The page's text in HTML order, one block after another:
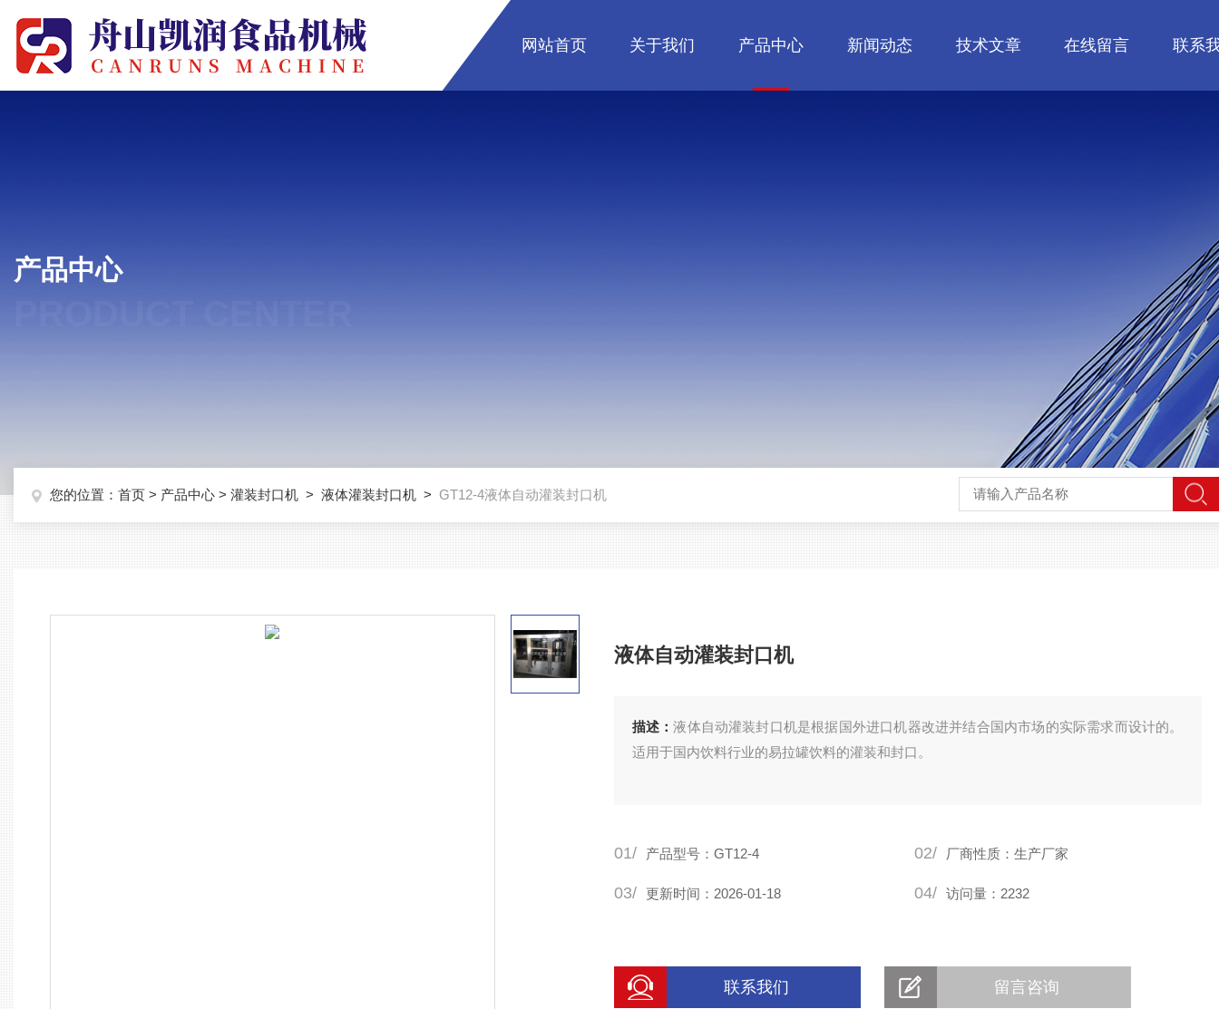
网站首页 关于我们 产品中心 新闻动态 技术文章 在线留言 联系
产品中心
您的位置： 首页 > 产品中心 > 灌装封口机 > 液体灌装封口机 > GT12-4液体自动灌装封口机
液体自动灌装封口机
描述：液体自动灌装封口机是根据国外进口机器改进并结合国内市场的实际需求而设计的。
适用于国内饮料行业的易拉罐饮料的灌装和封口。
01/ 产品型号：GT12-4 02/ 厂商性质：生产厂家
03/ 更新时间：2026-01-18 04/ 访问量：2232
联系我们 留言咨询